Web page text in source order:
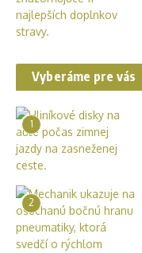
Vyberáme pre vás
1
2